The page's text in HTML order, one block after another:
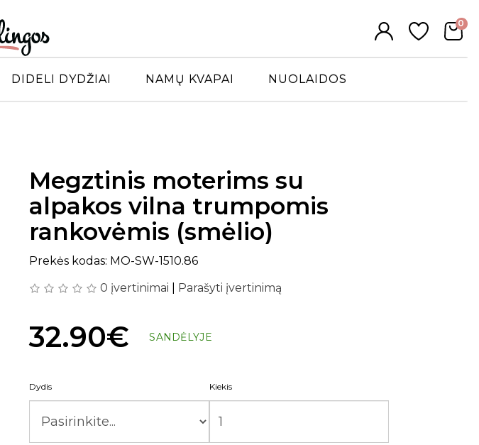
0
DIDELI DYDŽIAI NAMŲ KVAPAI NUOLAIDOS
Megztinis moterims su
alpakos vilna trumpomis
rankovėmis (smėlio)
Prekės kodas: MO-SW-1510.86
0 įvertinimai
Parašyti įvertinimą
32.90€ SANDĖLYJE
Dydis Kiekis